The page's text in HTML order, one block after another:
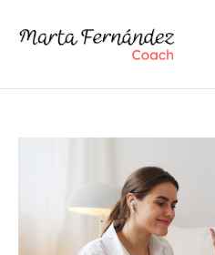
SOBRE MÍ
COACHING
ASESORA DE